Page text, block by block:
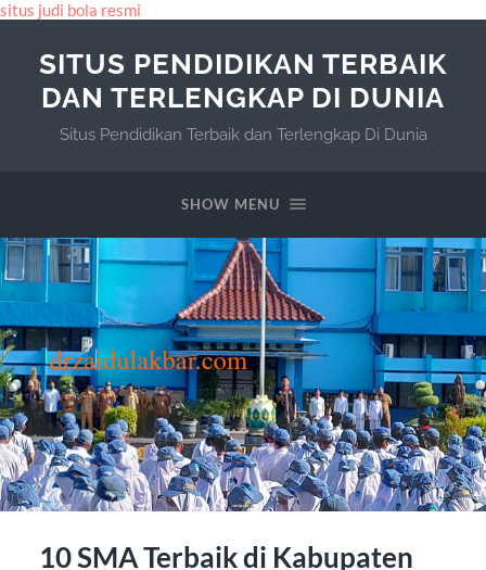
situs judi bola resmi
SITUS PENDIDIKAN TERBAIK
DAN TERLENGKAP DI DUNIA
Situs Pendidikan Terbaik dan Terlengkap Di Dunia
SHOW MENU
10 SMA Terbaik di Kabupaten